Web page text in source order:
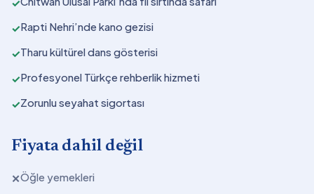
✓Rapti Nehri’nde kano gezisi
✓Tharu kültürel dans gösterisi
✓Profesyonel Türkçe rehberlik hizmeti
✓Zorunlu seyahat sigortası
Fiyata dahil değil
✕Öğle yemekleri